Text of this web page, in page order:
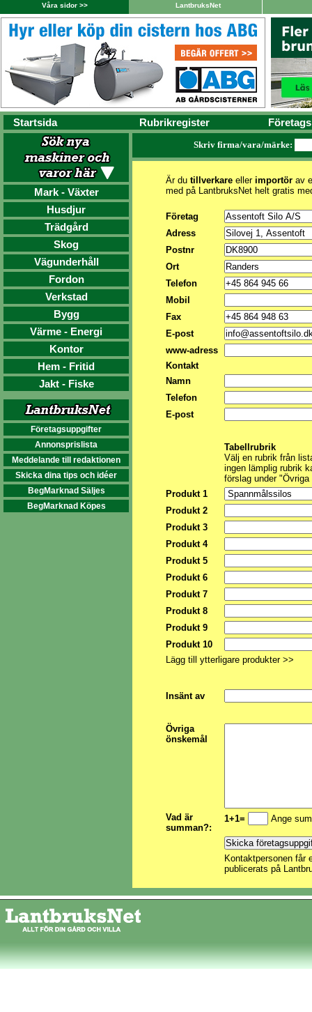
Våra sidor >> LantbruksNet
Startsida Rubrikregister
Mark - Växter
Husdjur
Trädgård
Skog
Vägunderhåll
Fordon
Verkstad
Bygg
Värme - Energi
Kontor
Hem - Fritid
Jakt - Fiske
Företagsuppgifter
Annonsprislista
Meddelande till redaktionen
Skicka dina tips och idéer
BegMarknad Säljes
BegMarknad Köpes
Skriv firma/vara/märke:
Är du tillverkare eller importör av
med på LantbruksNet helt gratis
Företag
Adress
Postnr
Ort
Telefon
Mobil
Fax
E-post
www-adress
Kontakt
Namn
Telefon
E-post
Tabellrubrik
Välj en rubrik från
ingen lämplig rubrik
förslag under
Produkt 1
Produkt 2
Produkt 3
Produkt 4
Produkt 5
Produkt 6
Produkt 7
Produkt 8
Produkt 9
Produkt 10
Lägg till ytterligare produkter >>
Insänt av
Övriga
önskemål
Vad är
summan?:
1+1= Ange
Kontaktpersonen får
publicerats på